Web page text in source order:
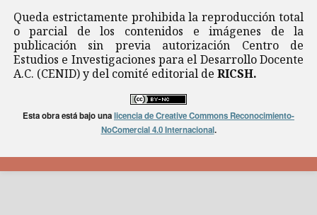
Queda estrictamente prohibida la reproducción total
o parcial de los contenidos e imágenes de la
publicación sin previa autorización Centro de
Estudios e Investigaciones para el Desarrollo Docente
A.C. (CENID) y del comité editorial de RICSH.
Esta obra está bajo unalicencia de Creative Commons Reconocimiento-
NoComercial 4.0 Internacional.